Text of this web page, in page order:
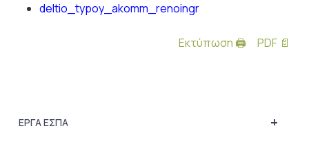
deltio_typoy_akomm_renoingr
Εκτύπωση 🖨 PDF 📄
+
ΕΡΓΑ ΕΣΠΑ